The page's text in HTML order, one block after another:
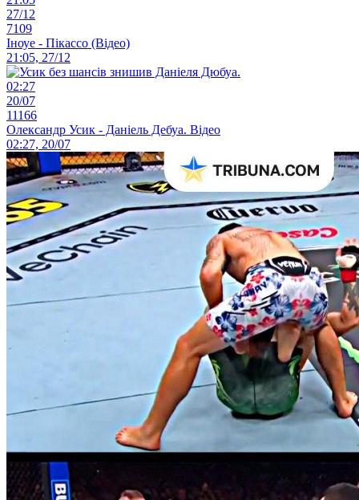
27/12
7109
Іноуе - Пікассо (Відео)
21:05, 27/12
02:27
20/07
11166
Олександр Усик - Даніель Дебуа. Відео
02:27, 20/07